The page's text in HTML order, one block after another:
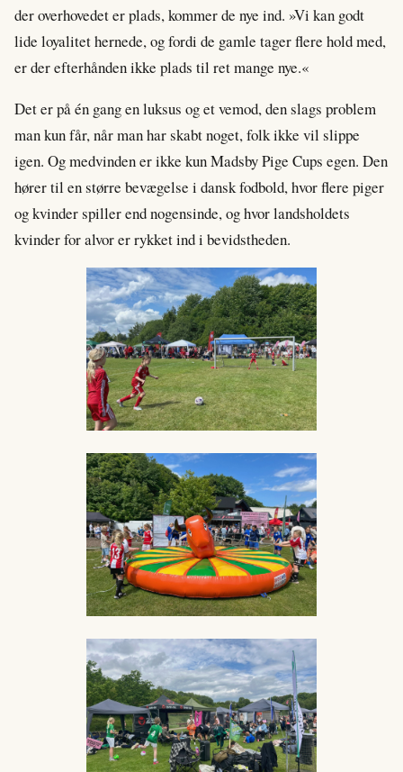
der overhovedet er plads, kommer de nye ind. »Vi kan godt
lide loyalitet hernede, og fordi de gamle tager flere hold med,
er der efterhånden ikke plads til ret mange nye.«
Det er på én gang en luksus og et vemod, den slags problem
man kun får, når man har skabt noget, folk ikke vil slippe
igen. Og medvinden er ikke kun Madsby Pige Cups egen. Den
hører til en større bevægelse i dansk fodbold, hvor flere piger
og kvinder spiller end nogensinde, og hvor landsholdets
kvinder for alvor er rykket ind i bevidstheden.